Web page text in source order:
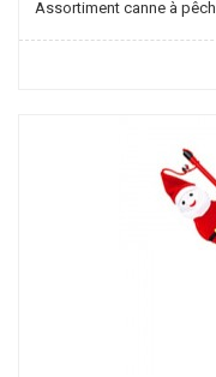
Assortiment canne à